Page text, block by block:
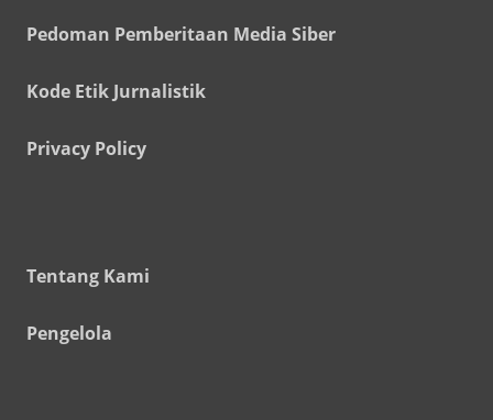
Pedoman Pemberitaan Media Siber
Kode Etik Jurnalistik
Privacy Policy
Tentang Kami
Pengelola